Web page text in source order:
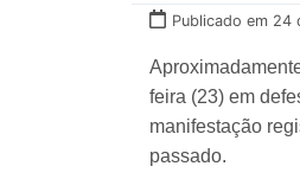
Publicado em 24
feira (23) em
manifestação
passado.